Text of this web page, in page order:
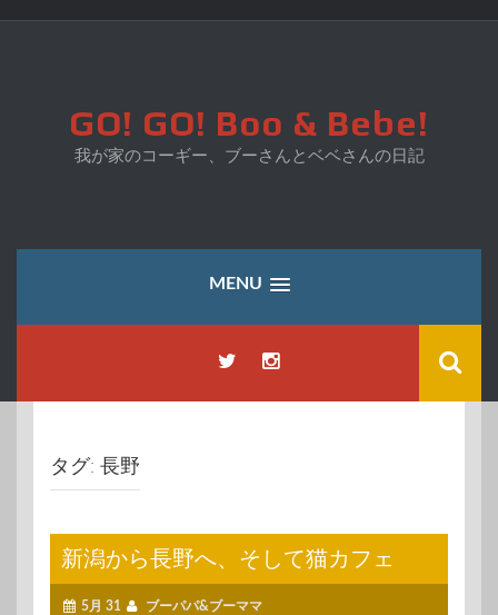
GO! GO! Boo & Bebe!
我が家のコーギー、ブーさんとベベさんの日記
MENU
タグ: 長野
新潟から長野へ、そして猫カフェ
5月 31 ブーパパ&ブーママ